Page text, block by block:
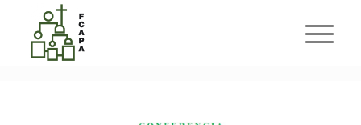
Últimas entradas
Usted está aquí:
Conferencia D. Benigno Blanco. LA FAMILIA Y LA LIBERTAD DE
EDUCACIÓN